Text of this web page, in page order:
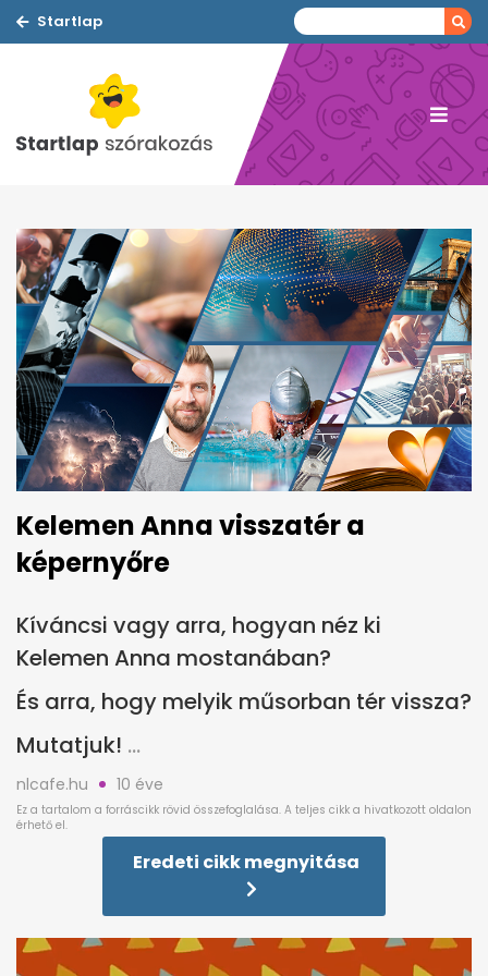
Startlap
Kelemen Anna visszatér a
képernyőre
Kíváncsi vagy arra, hogyan néz ki
Kelemen Anna mostanában?
És arra, hogy melyik műsorban tér vissza?
Mutatjuk!
nlcafe.hu 10 éve
Eredeti cikk megnyitása